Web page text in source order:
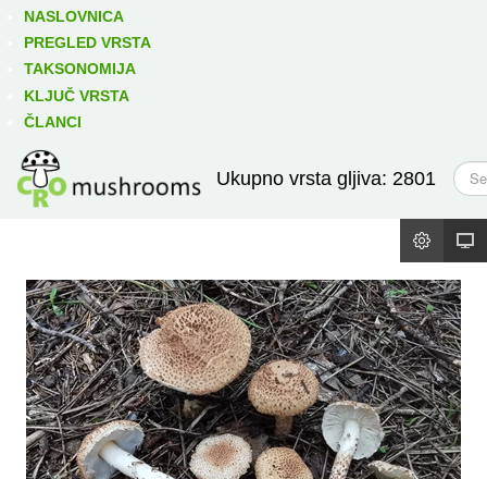
NASLOVNICA
PREGLED VRSTA
TAKSONOMIJA
KLJUČ VRSTA
ČLANCI
Ukupno vrsta gljiva: 2801
T
r
ž
Izravno podređene niže takse: